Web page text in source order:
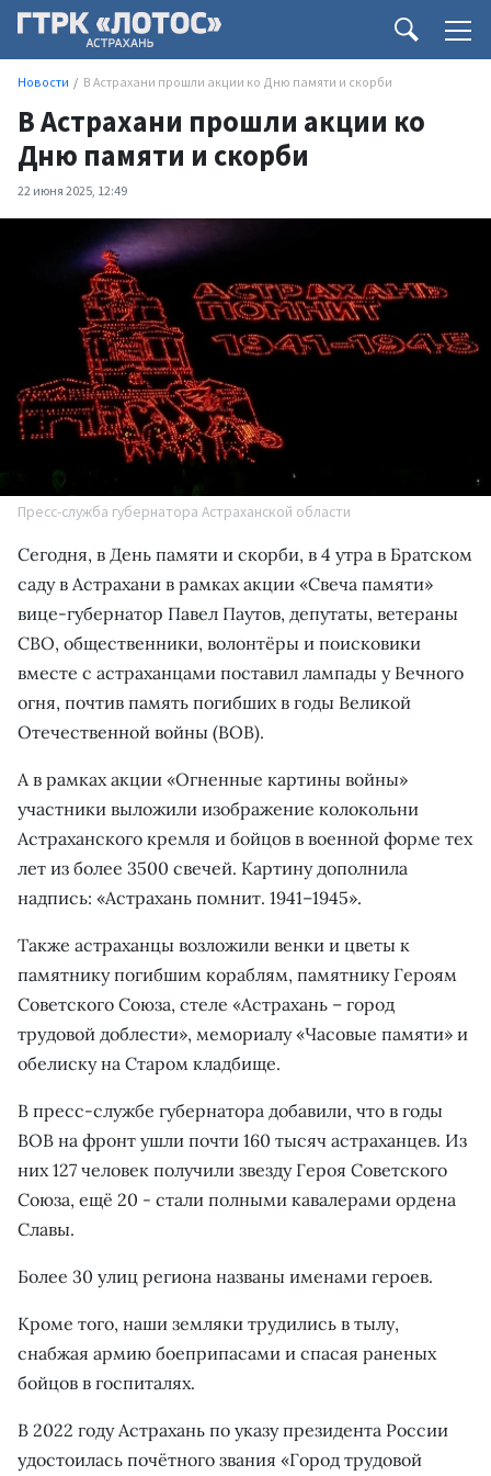
Новости В Астрахани прошли акции ко Дню памяти и скорби
В Астрахани прошли акции ко
Дню памяти и скорби
22 июня 2025, 12:49
Пресс-служба губернатора Астраханской области
Сегодня, в День памяти и скорби, в 4 утра в Братском
саду в Астрахани в рамках акции «Свеча памяти»
вице-губернатор Павел Паутов, депутаты, ветераны
СВО, общественники, волонтёры и поисковики
вместе с астраханцами поставил лампады у Вечного
огня, почтив память погибших в годы Великой
Отечественной войны (ВОВ).
А в рамках акции «Огненные картины войны»
участники выложили изображение колокольни
Астраханского кремля и бойцов в военной форме тех
лет из более 3500 свечей. Картину дополнила
надпись: «Астрахань помнит. 1941–1945».
Также астраханцы возложили венки и цветы к
памятнику погибшим кораблям, памятнику Героям
Советского Союза, стеле «Астрахань – город
трудовой доблести», мемориалу «Часовые памяти» и
обелиску на Старом кладбище.
В пресс-службе губернатора добавили, что в годы
ВОВ на фронт ушли почти 160 тысяч астраханцев. Из
них 127 человек получили звезду Героя Советского
Союза, ещё 20 - стали полными кавалерами ордена
Славы.
Более 30 улиц региона названы именами героев.
Кроме того, наши земляки трудились в тылу,
снабжая армию боеприпасами и спасая раненых
бойцов в госпиталях.
В 2022 году Астрахань по указу президента России
удостоилась почётного звания «Город трудовой